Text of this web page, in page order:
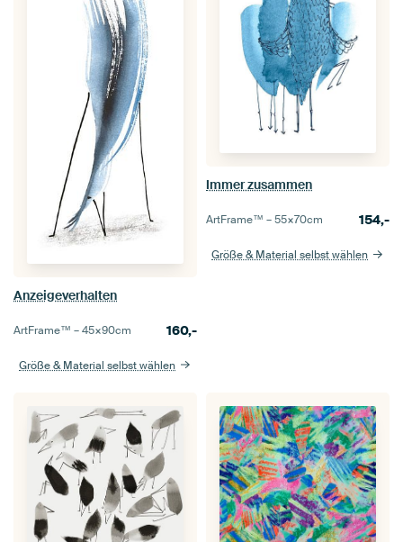
Anzeigeverhalten
ArtFrame™ –45×90cm 160,-
Größe & Material selbst wählen
Immer zusammen
ArtFrame™ –55×70cm 154,-
Größe & Material selbst wählen